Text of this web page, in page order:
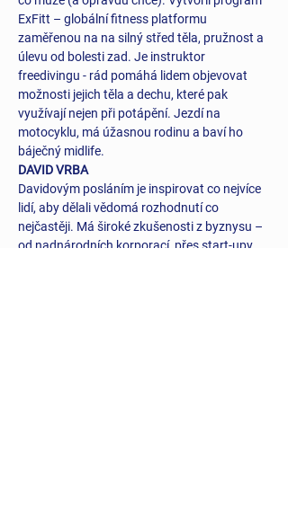
ExFitt – globální fitness platformu
zaměřenou na na silný střed těla, pružnost a
úlevu od bolesti zad. Je instruktor
freedivingu - rád pomáhá lidem objevovat
možnosti jejich těla a dechu, které pak
využívají nejen při potápění. Jezdí na
motocyklu, má úžasnou rodinu a baví ho
báječný midlife.
DAVID VRBA
Davidovým posláním je inspirovat co nejvíce
lidí, aby dělali vědomá rozhodnutí co
nejčastěji. Má široké zkušenosti z byznysu –
od nadnárodních korporací, přes start-upy